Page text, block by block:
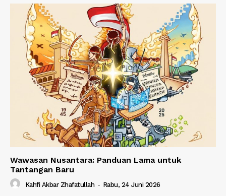
Wawasan Nusantara: Panduan Lama untuk
Tantangan Baru
Kahfi Akbar Zhafatullah - Rabu, 24 Juni 2026